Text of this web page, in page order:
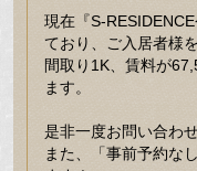
現在『S-
ており、ご入居者様
間取り1K、賃料が
ます。
是非一度お問い合わ
また、「事前予約な